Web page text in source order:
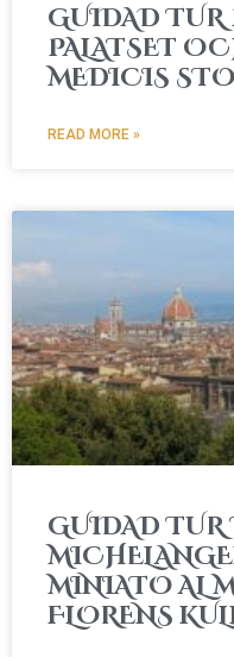
GUIDAD
PALATSET
MEDICIS
READ MORE »
GUIDAD TUR
MINIATO AL
FLORENS